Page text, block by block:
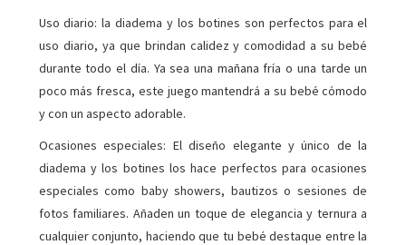
Uso diario: la diadema y los botines son perfectos para el
uso diario, ya que brindan calidez y comodidad a su bebé
durante todo el día. Ya sea una mañana fría o una tarde un
poco más fresca, este juego mantendrá a su bebé cómodo
y con un aspecto adorable.
Ocasiones especiales: El diseño elegante y único de la
diadema y los botines los hace perfectos para ocasiones
especiales como baby showers, bautizos o sesiones de
fotos familiares. Añaden un toque de elegancia y ternura a
cualquier conjunto, haciendo que tu bebé destaque entre la